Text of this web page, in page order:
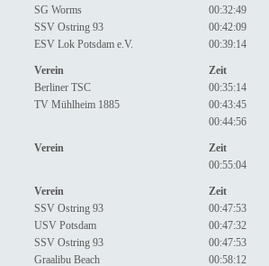
SG Worms 00:32:49
SSV Ostring 93 00:42:09
ESV Lok Potsdam e.V. 00:39:14
Verein Zeit
Berliner TSC 00:35:14
TV Mühlheim 1885 00:43:45
00:44:56
Verein Zeit
00:55:04
Verein Zeit
SSV Ostring 93 00:47:53
USV Potsdam 00:47:32
SSV Ostring 93 00:47:53
Graalibu Beach 00:58:12